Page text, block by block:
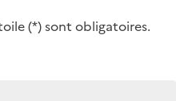
(*) sont obligatoires.